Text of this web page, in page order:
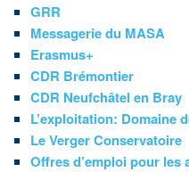
GRR
Messagerie du MASA
Erasmus+
CDR Brémontier
CDR Neufchâtel en Bray
L’exploitation: Domaine
Le Verger Conservatoire
Offres d’emploi pour les